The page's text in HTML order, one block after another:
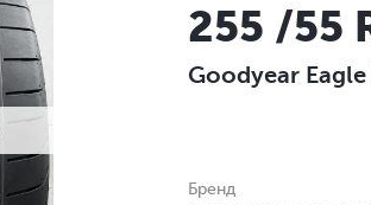
Профіль
Всі
Діаметр
Всі
255 /55
Goodyear
Бренд